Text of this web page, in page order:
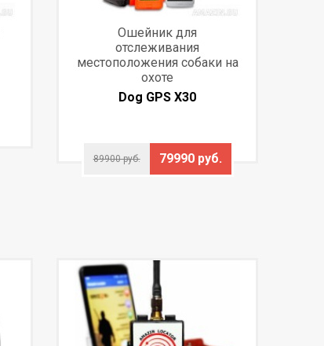
Ошейник для
отслеживания
местоположения собаки на
охоте
Dog GPS X30
89900 руб. 79990 руб.